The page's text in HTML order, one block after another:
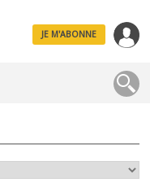
JE M'ABONNE